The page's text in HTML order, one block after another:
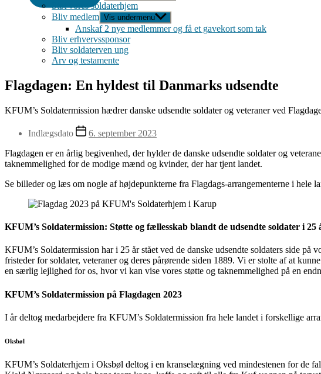
Støt vores soldaterhjem
Bliv medlem Vis undermenu
Anskaf 2 nye medlemmer og få et gavekort som tak
Bliv erhvervssponsor
Bliv soldaterven ung
Arv og testamente
Flagdagen: En hyldest til Danmarks udsendte
KFUM’s Soldatermission hædrer danske udsendte soldater og veteraner ved
Indlægsdato
6. september 2023
Flagdagen er en årlig begivenhed, der hylder de danske udsendte soldater og
taknemmelighed for de modige mænd og kvinder, der har tjent landet.
Se billeder og læs om nogle af højdepunkterne fra Flagdags-arrangementerne i hele
KFUM’s Soldatermission: Støtte og fællesskab blandt de udsendte soldater i 25
KFUM’s Soldatermission har i 25 år stået ved de danske udsendte soldaters side
fristeder for soldater, veteraner og deres pårørende siden 1889. Vi er stolte af at
en særlig lejlighed for os, hvor vi kan vise vores støtte og taknemmelighed på en
KFUM’s Soldatermission på Flagdagen 2023
I år deltog medarbejdere fra KFUM’s Soldatermission fra hele landet i forskellige
Oksbøl
KFUM’s Soldaterhjem i Oksbøl deltog i en kranselægning ved mindestenen for de